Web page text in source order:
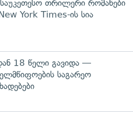
საუკეთესო თრილერი რომანები
York Times-ის სია
18 წელი გავიდა —
საგარეო